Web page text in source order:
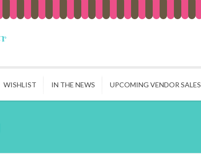
WISHLIST IN THE NEWS UPCOMING VENDOR SALES